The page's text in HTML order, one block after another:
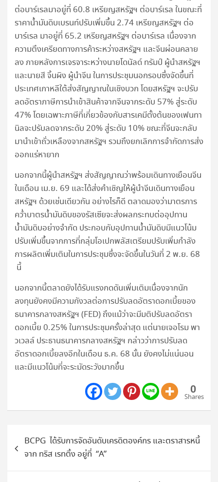
ต่อบาร์เรลมาอยู่ที่ 60.8 เหรียญสหรัฐฯ ต่อบาร์เรล ในขณะที่
ราคาน้ำมันดิบเบรนท์ปรับเพิ่มขึ้น 2.74 เหรียญสหรัฐฯ ต่อ
บาร์เรล มาอยู่ที่ 65.2 เหรียญสหรัฐฯ ต่อบาร์เรล เนื่องจาก
ความตึงเครียดทางการค้าระหว่างสหรัฐฯ และจีนผ่อนคลาย
ลง ภายหลังการเจรจาระหว่างนายโดนัลด์ ทรัมป์ ผู้นำสหรัฐฯ
และนายสี จิ้นผิง ผู้นำจีน ในการประชุมนอกรอบซึ่งจัดขึ้นที่
ประเทศเกาหลีใต้ส่งสัญญาณในเชิงบวก โดยสหรัฐฯ จะปรับ
ลดอัตราภาษีการนำเข้าสินค้าจากจีนจากระดับ 57% สู่ระดับ
47% โดยเฉพาะภาษีที่เกี่ยวข้องกับสารเคมีตั้งต้นของเฟนทา
นิลจะปรับลดจากระดับ 20% สู่ระดับ 10% ขณะที่จีนจะกลับ
มานำเข้าถั่วเหลืองจากสหรัฐฯ รวมถึงยกเลิกการจำกัดการส่ง
ออกแร่หายาก
นอกจากนี้ผู้นำสหรัฐฯ ส่งสัญญาณว่าพร้อมเดินทางเยือนจีน
ในเดือน เม.ย. 69 และได้ส่งคำเชิญให้ผู้นำจีนเดินทางเยือน
สหรัฐฯ ด้วยเช่นเดียวกัน อย่างไรก็ดี ตลาดมองว่ามาตรการ
คว่ำบาตรน้ำมันดิบของรัสเซียจะส่งผลกระทบต่ออุปทาน
น้ำมันดิบอย่างจำกัด ประกอบกับอุปทานน้ำมันดิบมีแนวโน้ม
ปรับเพิ่มขึ้นจากการที่กลุ่มโอเปกพลัสเตรียมปรับเพิ่มกำลัง
การผลิตเพิ่มเติมในการประชุมซึ่งจะจัดขึ้นในวันที่ 2 พ.ย. 68
นี้
นอกจากนี้ตลาดยังได้รับแรงกดดันเพิ่มเติมเนื่องจากนัก
ลงทุนยังคงมีความกังวลต่อการปรับลดอัตราดอกเบี้ยของ
ธนาคารกลางสหรัฐฯ (FED) ถึงแม้ว่าจะมีมติปรับลดอัตรา
ดอกเบี้ย 0.25% ในการประชุมครั้งล่าสุด แต่นายเจอโรม พา
วเวลล์ ประธานธนาคารกลางสหรัฐฯ กล่าวว่าการปรับลด
อัตราดอกเบี้ยลงอีกในเดือน ธ.ค. 68 นั้น ยังคงไม่แน่นอน
และมีแนวโน้มที่จะระมัดระวังมากขึ้น
0
Shares
เรื่องBCPG ได้รับการจัดอันดับเครดิตองค์กร และตราสารหนี้
จาก ทริส เรทติ้ง อยู่ที่ “A”